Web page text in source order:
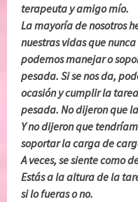
terapeuta y amigo mío.
La mayoría de nosotros
nuestras vidas que
podemos manejar o
pesada. Si se nos da,
ocasión y cumplir la
pesada. No dijeron que
Y no dijeron que
soportar la carga de
A veces, se siente como
Estás a la altura de la
si lo fueras o no.